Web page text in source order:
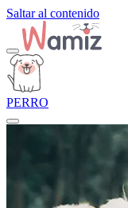
Saltar al contenido
PERRO